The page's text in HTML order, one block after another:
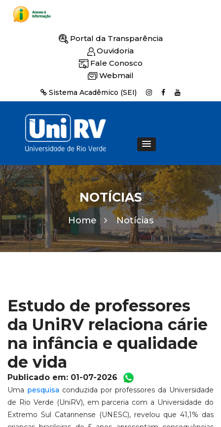
Portal da Transparência
Ouvidoria
Fale Conosco
Webmail
Sistema Acadêmico (SEI)
NOTÍCIAS
Home Notícias
Estudo de professores
da UniRV relaciona cárie
na infância e qualidade
de vida
Publicado em: 01-07-2026
Uma pesquisa conduzida por professores da Universidade
de Rio Verde (UniRV), em parceria com a Universidade do
Extremo Sul Catarinense (UNESC), revelou que 41,1% das